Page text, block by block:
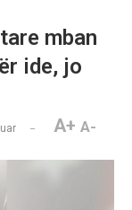
mban
ide, jo
A+ A-